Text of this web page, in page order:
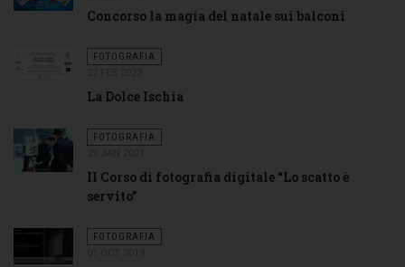
Concorso la magia del natale sui balconi
FOTOGRAFIA
La Dolce Ischia
FOTOGRAFIA
II Corso di fotografia digitale “Lo scatto è
servito”
FOTOGRAFIA